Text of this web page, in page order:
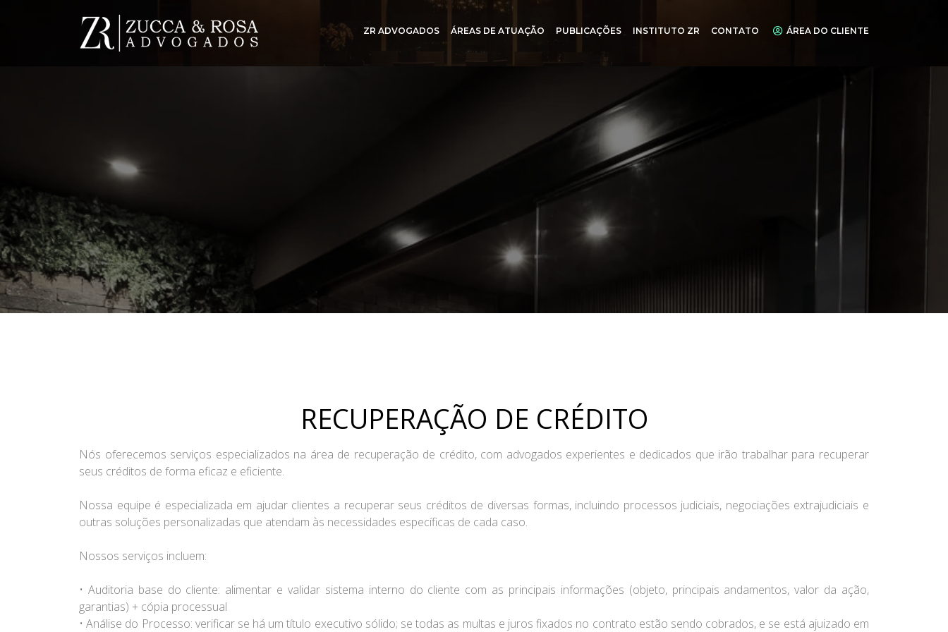
ZR ADVOGADOS ÁREAS DE ATUAÇÃO PUBLICAÇÕES INSTITUTO ZR CONTATO ÁREA DO CLIENTE
RECUPERAÇÃO DE CRÉDITO
Nós oferecemos serviços especializados na área de recuperação de crédito, com advogados experientes e dedicados que irão trabalhar para recuperar
seus créditos de forma eficaz e eficiente.
Nossa equipe é especializada em ajudar clientes a recuperar seus créditos de diversas formas, incluindo processos judiciais, negociações extrajudiciais e
outras soluções personalizadas que atendam às necessidades específicas de cada caso.
Nossos serviços incluem:
• Auditoria base do cliente: alimentar e validar sistema interno do cliente com as principais informações (objeto, principais andamentos, valor da ação,
garantias) + cópia processual
• Análise do Processo: verificar se há um título executivo sólido; se todas as multas e juros fixados no contrato estão sendo cobrados, e se está ajuizado em